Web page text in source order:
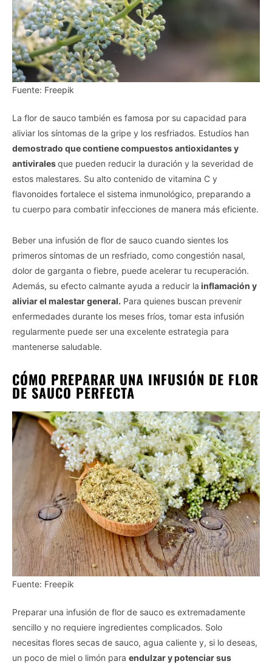
Fuente: Freepik
La flor de sauco también es famosa por su capacidad para
aliviar los síntomas de la gripe y los resfriados. Estudios han
demostrado que contiene compuestos antioxidantes y
antiviralesque pueden reducir la duración y la severidad de
estos malestares. Su alto contenido de vitamina C y
flavonoides fortalece el sistema inmunológico, preparando a
tu cuerpo para combatir infecciones de manera más eficiente.
Beber una infusión de flor de sauco cuando sientes los
primeros síntomas de un resfriado, como congestión nasal,
dolor de garganta o fiebre, puede acelerar tu recuperación.
Además, su efecto calmante ayuda a reducir la inflamación y
aliviar el malestar general. Para quienes buscan prevenir
enfermedades durante los meses fríos, tomar esta infusión
regularmente puede ser una excelente estrategia para
mantenerse saludable.
CÓMO PREPARAR UNA INFUSIÓN DE FLOR
DE SAUCO PERFECTA
Fuente: Freepik
Preparar una infusión de flor de sauco es extremadamente
sencillo y no requiere ingredientes complicados. Solo
necesitas flores secas de sauco, agua caliente y, si lo deseas,
un poco de miel o limón para endulzar y potenciar sus